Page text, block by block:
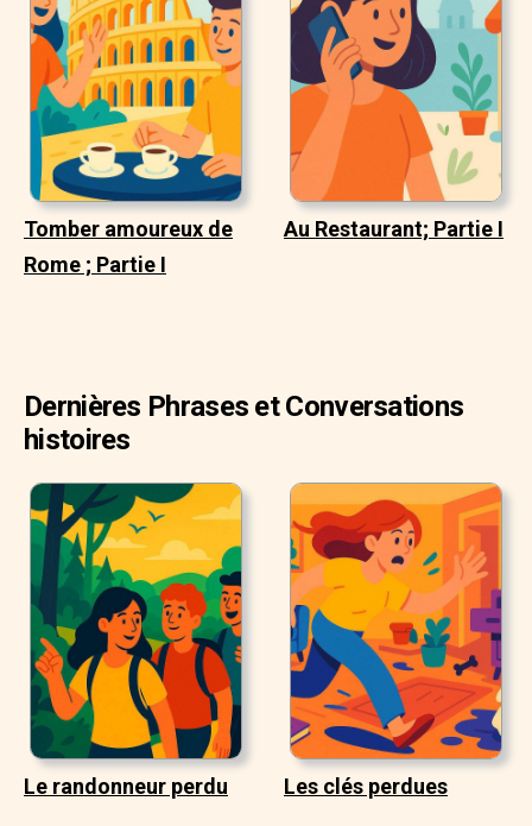
Tomber amoureux de
Rome ; Partie I
Au Restaurant; Partie I
Dernières Phrases et Conversations
histoires
Le randonneur perdu Les clés perdues